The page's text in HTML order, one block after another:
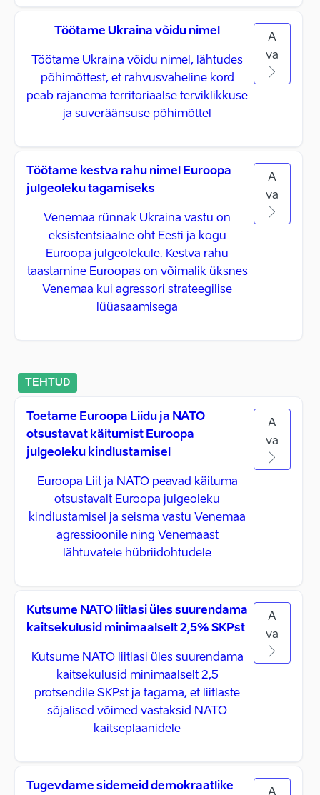
Töötame Ukraina võidu nimel
Töötame Ukraina võidu nimel, lähtudes
põhimõttest, et rahvusvaheline kord
peab rajanema territoriaalse terviklikkuse
ja suveräänsuse põhimõttel
A
va
Töötame kestva rahu nimel Euroopa
julgeoleku tagamiseks
Venemaa rünnak Ukraina vastu on
eksistentsiaalne oht Eesti ja kogu
Euroopa julgeolekule. Kestva rahu
taastamine Euroopas on võimalik üksnes
Venemaa kui agressori strateegilise
lüüasaamisega
A
va
TEHTUD
Toetame Euroopa Liidu ja NATO
otsustavat käitumist Euroopa
julgeoleku kindlustamisel
Euroopa Liit ja NATO peavad käituma
otsustavalt Euroopa julgeoleku
kindlustamisel ja seisma vastu Venemaa
agressioonile ning Venemaast
lähtuvatele hübriidohtudele
A
va
Kutsume NATO liitlasi üles suurendama
kaitsekulusid minimaalselt 2,5% SKPst
Kutsume NATO liitlasi üles suurendama
kaitsekulusid minimaalselt 2,5
protsendile SKPst ja tagama, et liitlaste
sõjalised võimed vastaksid NATO
kaitseplaanidele
A
va
Tugevdame sidemeid demokraatlike